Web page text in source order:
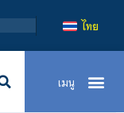
สถาบัน
ไทย